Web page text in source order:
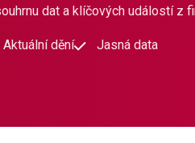
dat a klíčových událostí z
Aktuální dění Jasná data